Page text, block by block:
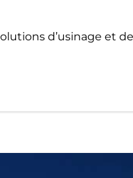
d’usinage et